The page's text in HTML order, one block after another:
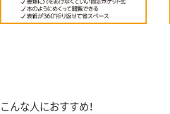
こんな人におすすめ！